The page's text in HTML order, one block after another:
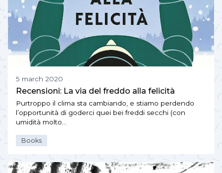
5 march 2020
Recensioni: La via del freddo alla felicità
Purtroppo il clima sta cambiando, e stiamo perdendo
l’opportunità di goderci quei bei freddi secchi (con
umidità molto…
Books